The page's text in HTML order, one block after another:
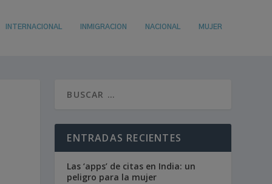
INTERNACIONAL INMIGRACION NACIONAL MUJER
ENTRADAS RECIENTES
Las ‘apps’ de citas en India: un
peligro para la mujer